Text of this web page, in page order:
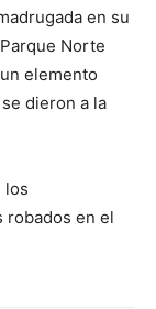
en su
Norte
elemento
dieron a la
los
robados en el